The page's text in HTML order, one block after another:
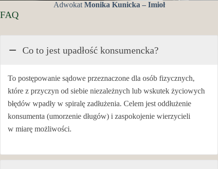
Adwokat Monika Kunicka – Imioł
FAQ
Co to jest upadłość konsumencka?
To postępowanie sądowe przeznaczone dla osób fizycznych,
które z przyczyn od siebie niezależnych lub wskutek życiowych
błędów wpadły w spiralę zadłużenia. Celem jest oddłużenie
konsumenta (umorzenie długów) i zaspokojenie wierzycieli
w miarę możliwości.